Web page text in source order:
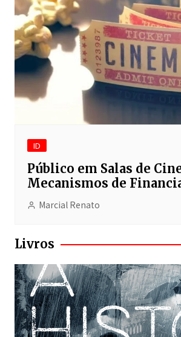
ID
Público em Salas de
Mecanismos de
Marcial Renato
Livros